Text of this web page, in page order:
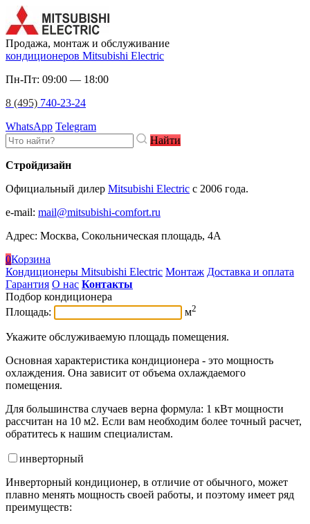
Продажа, монтаж и обслуживание
кондиционеров Mitsubishi Electric
Пн-Пт: 09:00 — 18:00
8 (495) 740-23-24
WhatsApp Telegram
Найти
Стройдизайн
Официальный дилер Mitsubishi Electric c 2006 года.
e-mail: mail@mitsubishi-comfort.ru
Адрес: Москва, Сокольническая площадь, 4А
0Корзина
Кондиционеры Mitsubishi Electric Монтаж Доставка и оплата
Гарантия О нас Контакты
Подбор кондиционера
Площадь:
м2
Укажите обслуживаемую площадь помещения.
Основная характеристика кондиционера - это мощность
охлаждения. Она зависит от объема охлаждаемого
помещения.
Для большинства случаев верна формула: 1 кВт мощности
рассчитан на 10 м2. Если вам необходим более точный расчет,
обратитесь к нашим специалистам.
инверторный
Инверторный кондиционер, в отличие от обычного, может
плавно менять мощность своей работы, и поэтому имеет ряд
преимуществ: